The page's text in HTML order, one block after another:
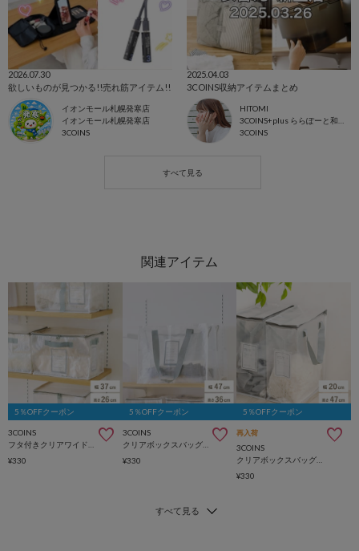
2026.07.30
欲しいものが見つかる!!売れ筋アイテム!!
イオンモール札幌発寒店
イオンモール札幌発寒店
3COINS
2025.04.03
3COINS収納アイテムまとめ
HITOMI
3COINS
5％OFFクーポン
3COINS
¥330
5％OFFクーポン
3COINS
クリアボックスバッグ：L／クリア収納シリーズ
¥330
5％OFFクーポン
再入荷
3COINS
¥330